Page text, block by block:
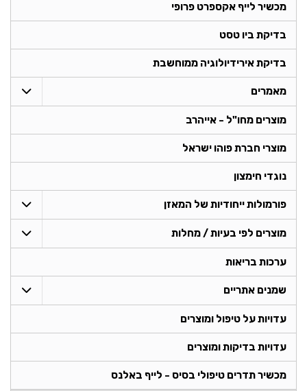
מכשיר לייף אקספרט פרופי
בדיקת ביו טסט
בדיקת אירידיולוגיה ממוחשבת
מאמרים
מוצרים מחו"ל - אייהרב
מוצרי חברת פוהו ישראל
נוגדי חימצון
פורמולות ייחודיות של המאזן
מוצרים לפי בעיות / מחלות
ערכות בריאות
שמנים אתריים
עדויות על טיפול ומוצרים
עדויות בדיקות ומוצרים
מכשיר תדרים טיפולי בסיס - לייף באלנס